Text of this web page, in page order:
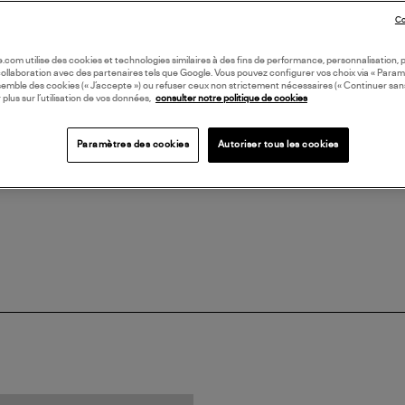
(ref-
utilise des cookies et technologies similaires à des fins de performance, personnalisation,
avec des partenaires tels que Google. Vous pouvez configurer vos choix via «
des cookies (« J’accepte ») ou refuser ceux non strictement nécessaires (« Continuer
sur l’utilisation de vos données, consulter notre politique de cookies
Paramètres des cookies Autoriser tous les cookies